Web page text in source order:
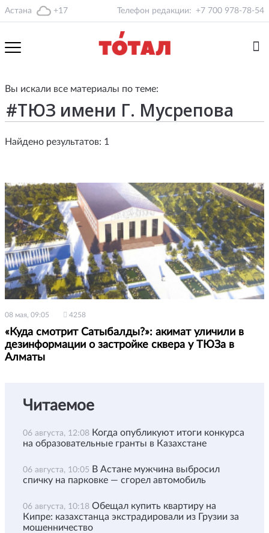
Астана +17 Телефон редакции: +7 700 978-78-54
Вы искали все материалы по теме:
Найдено результатов: 1
08 мая, 09:05 4258
«Куда смотрит Сатыбалды?»: акимат уличили в
дезинформации о застройке сквера у ТЮЗа в
Алматы
Читаемое
06 августа, 12:08 Когда опубликуют итоги конкурса
на образовательные гранты в Казахстане
06 августа, 10:05 В Астане мужчина выбросил
спичку на парковке — сгорел автомобиль
06 августа, 10:18 Обещал купить квартиру на
Кипре: казахстанца экстрадировали из Грузии за
мошенничество